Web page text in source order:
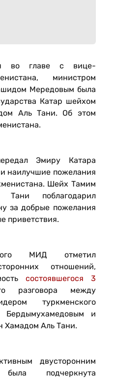
во главе с вице-
министром
Мередовым была
Катар шейхом
Аль Тани. Об этом
Эмиру Катара
наилучшие пожелания
Шейх Тамим
поблагодарил
за добрые пожелания
приветствия.
МИД отметил
отношений,
состоявшегося 3
разговора между
туркменского
Бердымухамедовым и
Хамадом Аль Тани.
двусторонним
была подчеркнута